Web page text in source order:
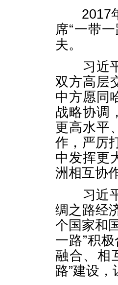
2017年
席“一带
夫。
习近平
双方高层
中方愿同
战略协调
更高水平
作，严厉
中发挥更
洲相互协
习近平
绸之路经
个国家和
一路”积
融合、相
路”建设